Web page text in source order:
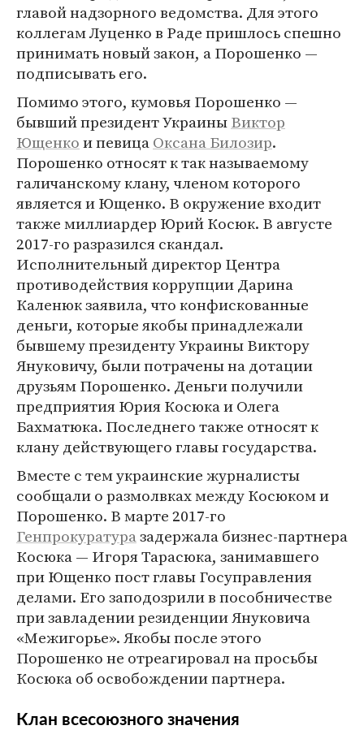
главой надзорного ведомства. Для этого
коллегам Луценко в Раде пришлось спешно
принимать новый закон, а Порошенко —
подписывать его.
Помимо этого, кумовья Порошенко —
бывший президент УкраиныВиктор
Ющенкои певицаОксана Билозир.
Порошенко относят к так называемому
галичанскому клану, членом которого
является и Ющенко. В окружение входит
также миллиардер Юрий Косюк. В августе
2017-го разразился скандал.
Исполнительный директор Центра
противодействия коррупции Дарина
Каленюк заявила, что конфискованные
деньги, которые якобы принадлежали
бывшему президенту Украины Виктору
Януковичу, были потрачены на дотации
друзьям Порошенко. Деньги получили
предприятия Юрия Косюка и Олега
Бахматюка. Последнего также относят к
клану действующего главы государства.
Вместе с тем украинские журналисты
сообщали о размолвках между Косюком и
Порошенко. В марте 2017-го
Генпрокуратуразадержала бизнес-партнера
Косюка — Игоря Тарасюка, занимавшего
при Ющенко пост главы Госуправления
делами. Его заподозрили в пособничестве
при завладении резиденции Януковича
«Межигорье». Якобы после этого
Порошенко не отреагировал на просьбы
Косюка об освобождении партнера.
Клан всесоюзного значения